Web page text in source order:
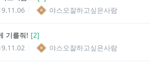
야스오잘하고싶은사람
기를줘! [2]
야스오잘하고싶은사람